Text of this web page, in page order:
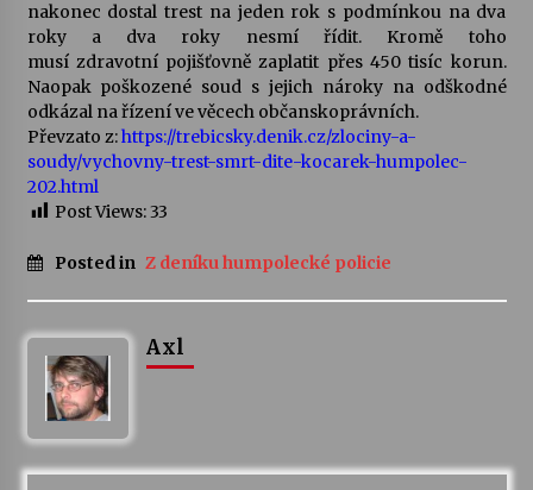
Votavžatský ploty
23. 7. 2026
Letní koncerty ve Stromovce: Rufus Miller
22. 7. 2026
17. 7. 2026
Ozvěny prázdnin
Za kulturou kousek za Humpolec. V Želivě ožije
nakonec dostal trest na jeden rok s podmínkou na dva
roky a dva roky nesmí řídit. Kromě toho
musí zdravotní pojišťovně zaplatit přes 450 tisíc korun.
Naopak poškozené soud s jejich nároky na odškodné
odkázal na řízení ve věcech občanskoprávních.
Převzato z:https://trebicsky.denik.cz/zlociny-a-
soudy/vychovny-trest-smrt-dite-kocarek-humpolec-
202.html
Post Views:33
Posted in Z deníku humpolecké policie
Axl